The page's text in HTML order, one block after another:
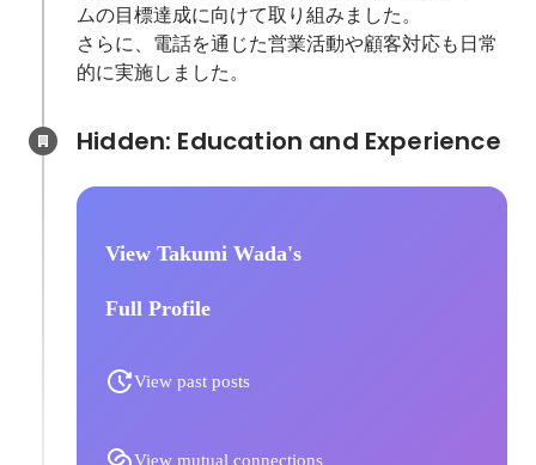
ムの目標達成に向けて取り組みました。
さらに、電話を通じた営業活動や顧客対応も日常
的に実施しました。
View Takumi Wada's
Full Profile
View past posts
View mutual connections